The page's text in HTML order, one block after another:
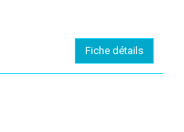
Fiche détails